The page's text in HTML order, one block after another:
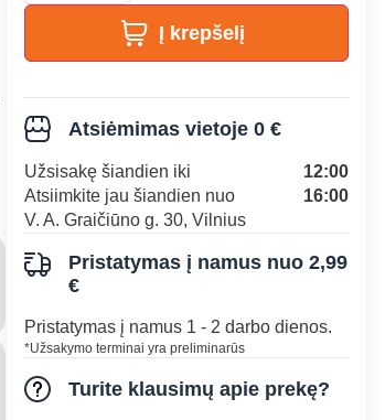
Į krepšelį
Atsiėmimas vietoje 0 €
Užsisakę šiandien iki
12:00
Atsiimkite jau šiandien nuo
16:00
V. A. Graičiūno g. 30, Vilnius
Pristatymas į namus nuo 2,99
€
Pristatymas į namus 1 - 2 darbo dienos.
*Užsakymo terminai yra preliminarūs
Turite klausimų apie prekę?